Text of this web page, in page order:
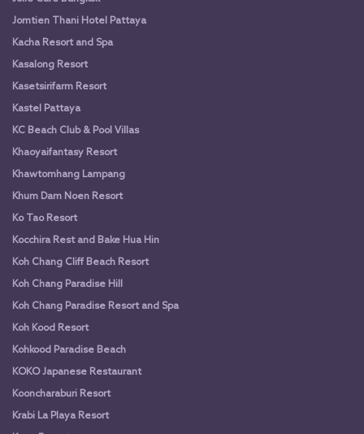
Jomtien Thani Hotel Pattaya
Kacha Resort and Spa
Kasalong Resort
Kasetsirifarm Resort
Kastel Pattaya
KC Beach Club & Pool Villas
Khaoyaifantasy Resort
Khawtomhang Lampang
Khum Dam Noen Resort
Ko Tao Resort
Kocchira Rest and Bake Hua Hin
Koh Chang Cliff Beach Resort
Koh Chang Paradise Hill
Koh Chang Paradise Resort and Spa
Koh Kood Resort
Kohkood Paradise Beach
KOKO Japanese Restaurant
Kooncharaburi Resort
Krabi La Playa Resort